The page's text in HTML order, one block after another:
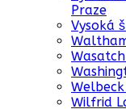
Praze
Vysoká
Wilfrid